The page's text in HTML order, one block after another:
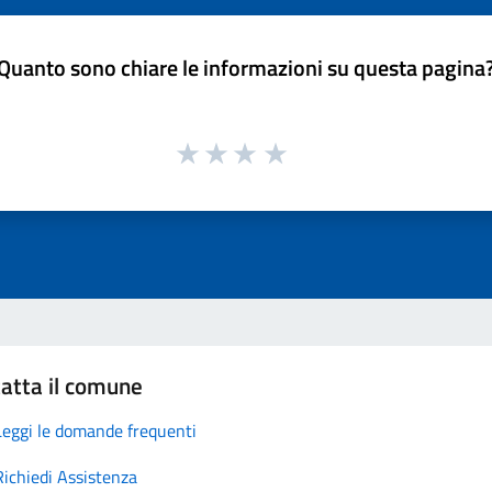
sono chiare le informazioni su questa
il comune
le domande frequenti
Assistenza